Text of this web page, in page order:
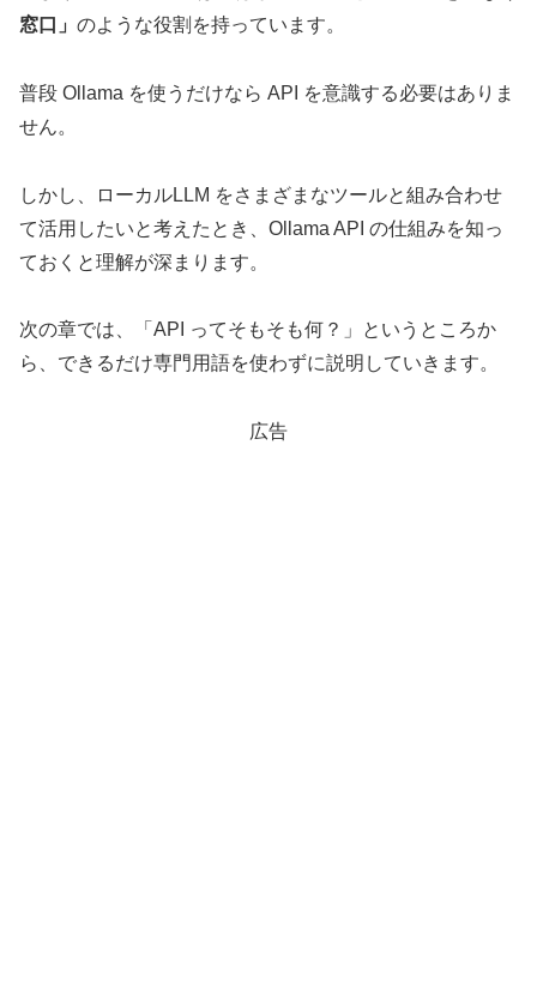
窓口」 のような役割を持っています。
普段 Ollama を使うだけなら API を意識する必要はありま
せん。
しかし、ローカルLLM をさまざまなツールと組み合わせ
て活用したいと考えたとき、Ollama API の仕組みを知っ
ておくと理解が深まります。
次の章では、「API ってそもそも何？」というところか
ら、できるだけ専門用語を使わずに説明していきます。
広告